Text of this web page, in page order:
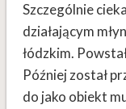
Szczególnie
działającym
łódzkim.
Później został
do jako obiekt